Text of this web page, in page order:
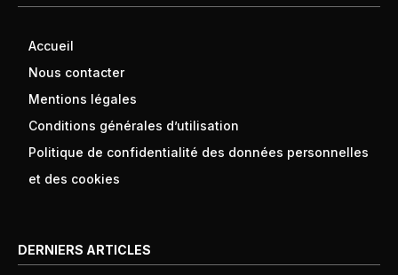
Accueil
Nous contacter
Mentions légales
Conditions générales d’utilisation
Politique de confidentialité des données personnelles
et des cookies
DERNIERS ARTICLES